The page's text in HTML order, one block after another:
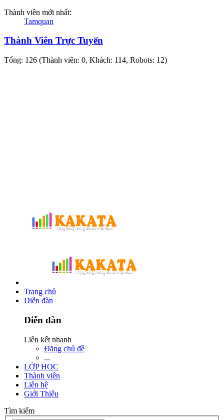
Thành viên mới nhất:
Tamquan
Thành Viên Trực Tuyến
Tổng: 126 (Thành viên: 0, Khách: 114, Robots: 12)
Trang chủ
Diễn đàn
Diễn đàn
Liên kết nhanh
Đăng chủ đề
...
LỚP HỌC
Thành viên
Liên hệ
Giới Thiệu
Tìm kiếm